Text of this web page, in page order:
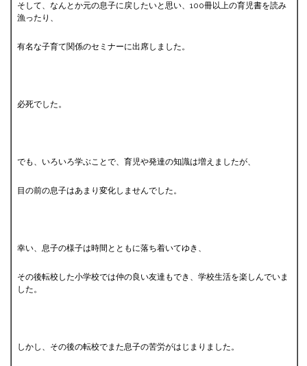
そして、なんとか元の息子に戻したいと思い、100冊以上の育児書を読み
漁ったり、
有名な子育て関係のセミナーに出席しました。
必死でした。
でも、いろいろ学ぶことで、育児や発達の知識は増えましたが、
目の前の息子はあまり変化しませんでした。
幸い、息子の様子は時間とともに落ち着いてゆき、
その後転校した小学校では仲の良い友達もでき、学校生活を楽しんでいま
した。
しかし、その後の転校でまた息子の苦労がはじまりました。